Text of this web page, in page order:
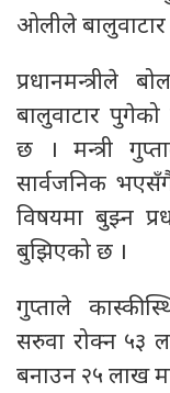
ओलीले
प्रधानमन्त्रीले
बालुवाटार पुगेको
छ । मन्त्री
सार्वजनिक
विषयमा बुझ्न
बुझिएको छ ।
गुप्ताले
सरुवा रोक्न ५३
बनाउन २५ लाख